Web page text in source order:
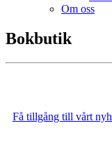
Om oss
Bokbutik
Få tillgång till vårt